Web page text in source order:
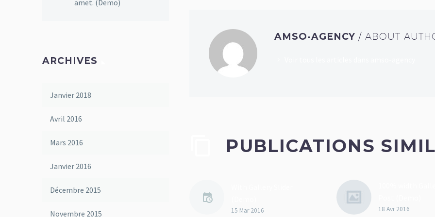
AMSO-AGENCY / ABOUT
PUBLICATIONS
Lorem Ipsum. Proin
15 Mar 2016
Lorem Ipsum.
18 Avr 2016
amet. (Demo)
ARCHIVES
Janvier 2018
Avril 2016
Mars 2016
Janvier 2016
Décembre 2015
Novembre 2015